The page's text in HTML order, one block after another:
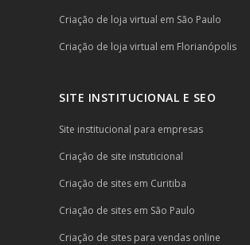
Criação de loja virtual em São Paulo
Criação de loja virtual em Florianópolis
SITE INSTITUCIONAL E SEO
Site institucional para empresas
Criação de site instuticional
Criação de sites em Curitiba
Criação de sites em São Paulo
Criação de sites para vendas online